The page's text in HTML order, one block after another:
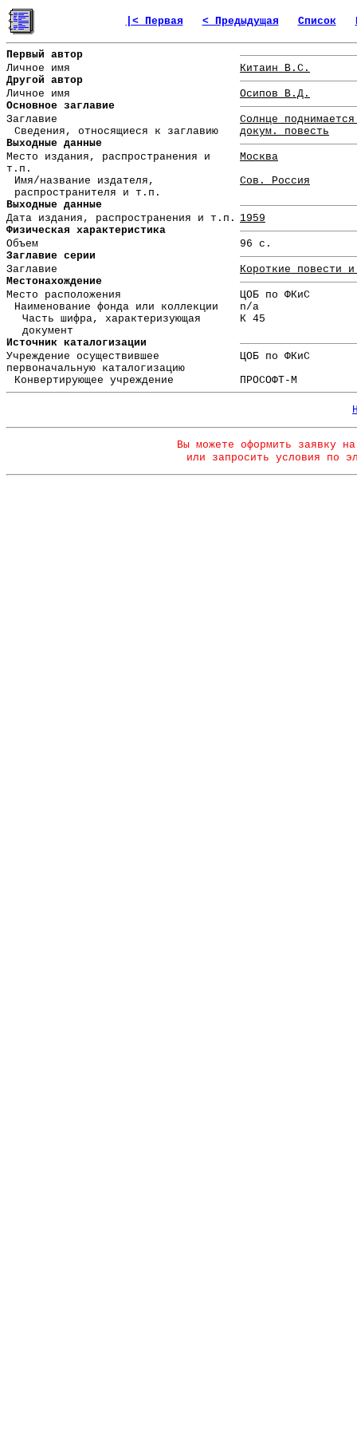
|< Первая < Предыдущая Список
Первый автор
Личное имя
Китаин В.С.
Другой автор
Личное имя
Осипов В.Д.
Основное заглавие
Заглавие
Солнце
Сведения, относящиеся к заглавию
докум. повесть
Выходные данные
Место издания, распространения и
т.п.
Москва
Имя/название издателя,
распространителя и т.п.
Сов. Россия
Выходные данные
Дата издания, распространения и т.п. 1959
Физическая характеристика
Объем
96 с.
Заглавие серии
Заглавие
Короткие повести
Местонахождение
Место расположения
ЦОБ по ФКиС
Наименование фонда или коллекции
n/a
Часть шифра, характеризующая
документ
К 45
Источник каталогизации
Учреждение осуществившее
первоначальную каталогизацию
ЦОБ по ФКиС
Конвертирующее учреждение
ПРОСОФТ-М
Вы можете оформить заявку
или запросить условия по